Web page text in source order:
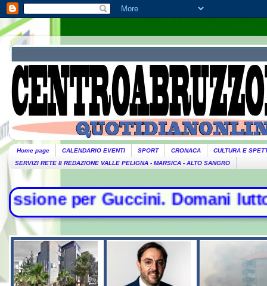
Home page CALENDARIO EVENTI SPORT CRONACA
CULTURA E
SERVIZI RETE 8 REDAZIONE VALLE PELIGNA - MARSICA - ALTO SANGRO
Domani lutto